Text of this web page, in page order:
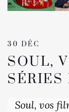
30 DÉC
SOUL,
SÉRIES
Soul, vos